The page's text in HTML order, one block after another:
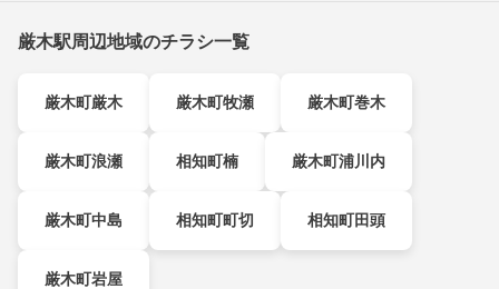
厳木駅周辺地域のチラシ一覧
厳木町厳木 厳木町牧瀬 厳木町巻木
厳木町浪瀬 相知町楠 厳木町浦川内
厳木町中島 相知町町切 相知町田頭
厳木町岩屋